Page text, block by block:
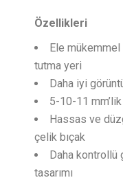
Özellikleri
Ele
tutma yeri
Daha iyi
5-10-11
Hassas ve
çelik bıçak
Daha kontrollü
tasarımı